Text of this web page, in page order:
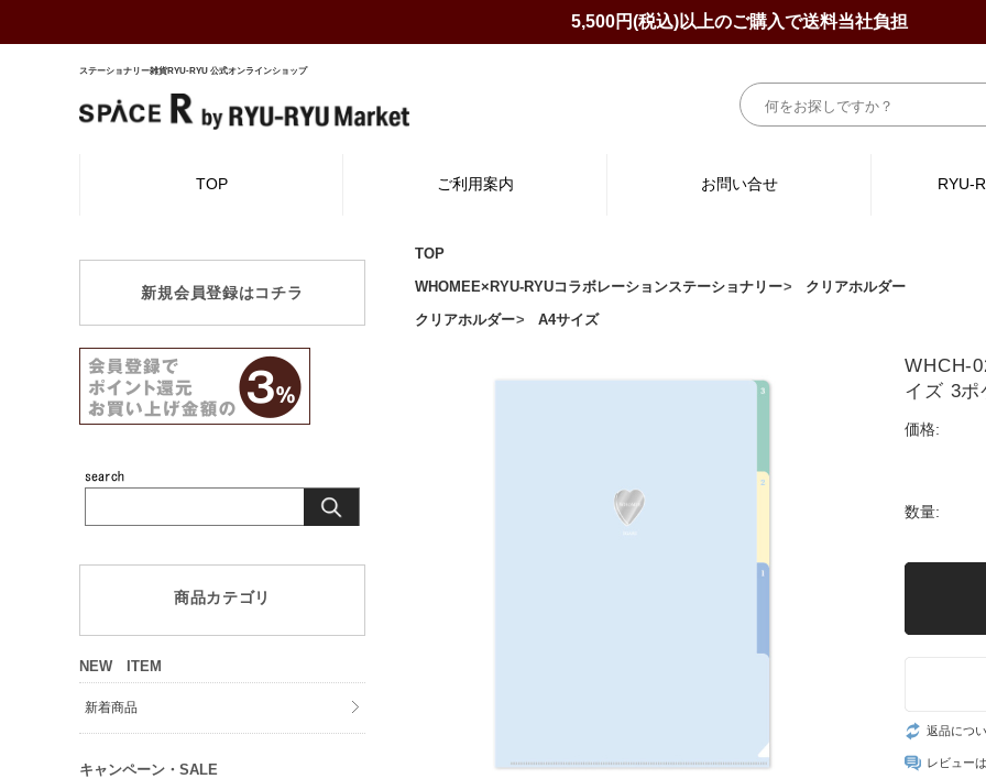
5,500円(税込)以上のご購入で送料当社負担
ステーショナリー雑貨RYU-RYU 公式オンラインショップ
TOP ご利用案内 お問い合せ RYU-
TOP
WHOMEE×RYU-RYUコラボレーションステーショナリー
クリアホルダー
クリアホルダー
A4サイズ
WHCH-
イズ 3
価格:
数量:
返品につ
レビュー
新規会員登録はコチラ
商品カテゴリ
NEW ITEM
新着商品
キャンペーン・SALE